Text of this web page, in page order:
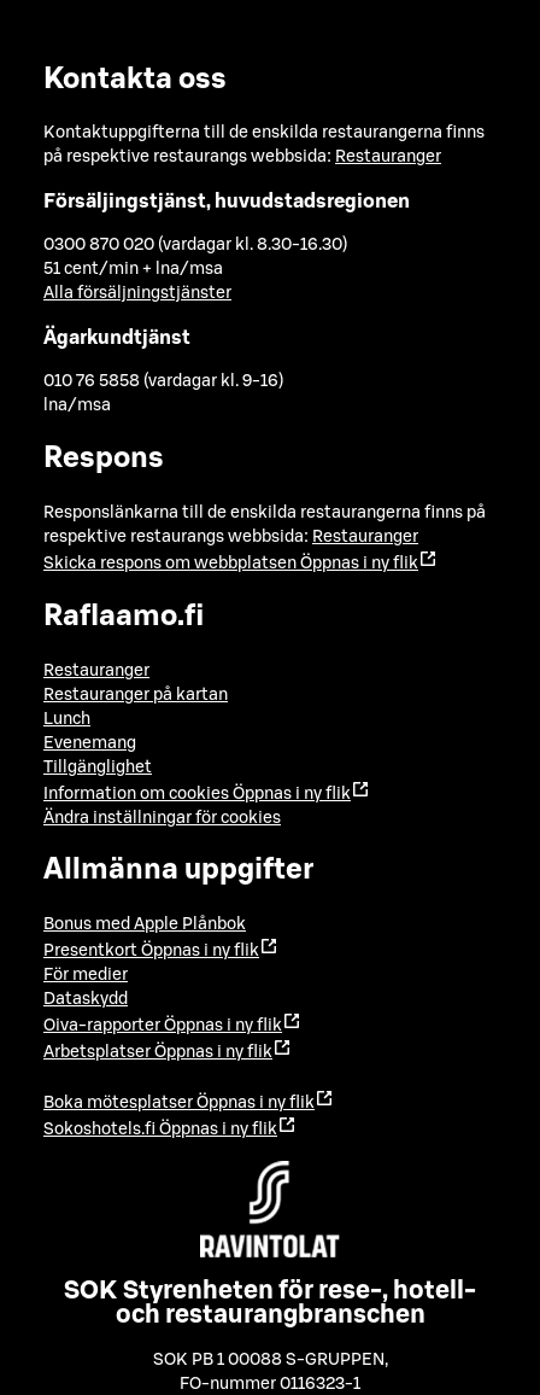
Kontakta oss
Kontaktuppgifterna till de enskilda restaurangerna finns
på respektive restaurangs webbsida: Restauranger
Försäljingstjänst, huvudstadsregionen
0300 870 020 (vardagar kl. 8.30-16.30)
51 cent/min + lna/msa
Alla försäljningstjänster
Ägarkundtjänst
010 76 5858 (vardagar kl. 9-16)
lna/msa
Respons
Responslänkarna till de enskilda restaurangerna finns på
respektive restaurangs webbsida: Restauranger
Skicka respons om webbplatsen Öppnas i ny flik
Raflaamo.fi
Restauranger
Restauranger på kartan
Lunch
Evenemang
Tillgänglighet
Information om cookies Öppnas i ny flik
Ändra inställningar för cookies
Allmänna uppgifter
Bonus med Apple Plånbok
Presentkort Öppnas i ny flik
För medier
Dataskydd
Oiva-rapporter Öppnas i ny flik
Arbetsplatser Öppnas i ny flik
Boka mötesplatser Öppnas i ny flik
Sokoshotels.fi Öppnas i ny flik
SOK Styrenheten för rese-, hotell-
och restaurangbranschen
SOK PB 1 00088 S-GRUPPEN ,
FO-nummer 0116323-1